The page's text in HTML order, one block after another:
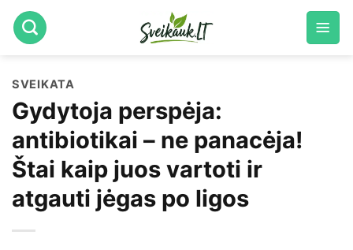
Skip
to
SVEIKATA
Gydytoja perspėja:
antibiotikai – ne panacėja!
Štai kaip juos vartoti ir
atgauti jėgas po ligos